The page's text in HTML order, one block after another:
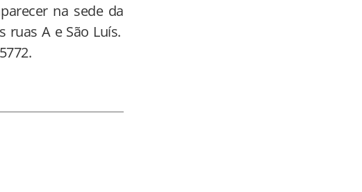
na sede da
ruas A e São Luís.